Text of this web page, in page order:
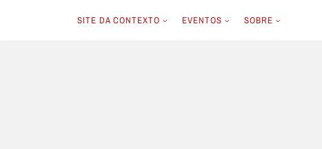
SITE DA CONTEXTO EVENTOS SOBRE